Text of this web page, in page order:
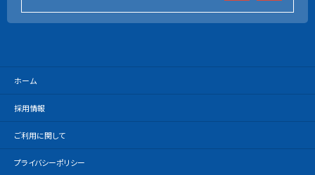
ホーム
採用情報
ご利用に関して
プライバシーポリシー